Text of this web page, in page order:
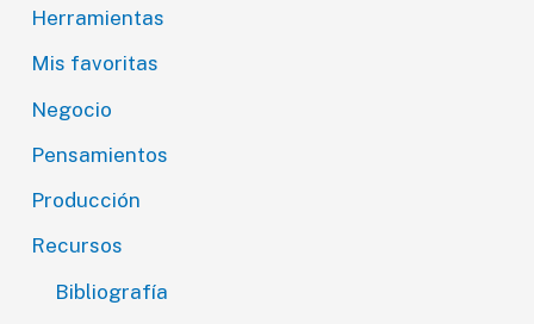
Herramientas
Mis favoritas
Negocio
Pensamientos
Producción
Recursos
Bibliografía